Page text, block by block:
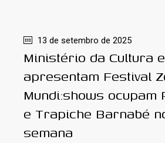
13 de setembro de 2025
Ministério da Cultura
apresentam Festival
Mundi:shows ocupam
e Trapiche Barnabé
semana